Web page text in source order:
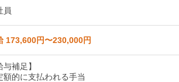
員
173,600円〜230,000円
与補足】
額的に支払われる手当